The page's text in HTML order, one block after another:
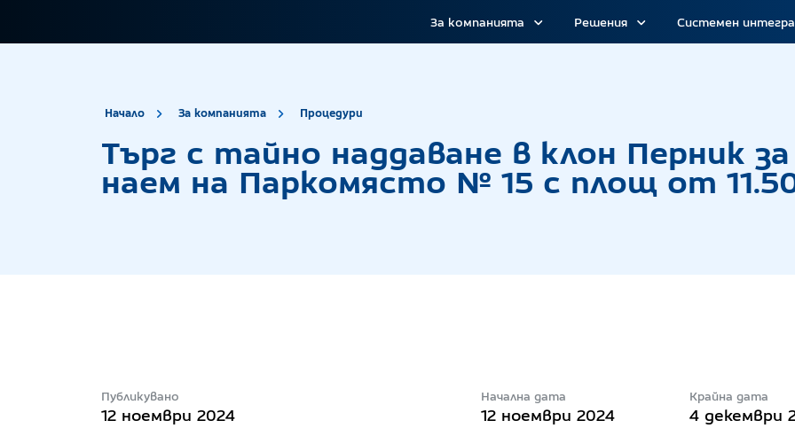
За компанията Решения Системен
Начало За компанията Процедури
Търг с тайно наддаване в клон Перник
наем на Паркомясто № 15 с площ от
Публикувано
12 ноември 2024
Начална дата
12 ноември 2024
Крайна дата
4 декември